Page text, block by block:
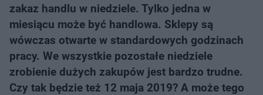
zakaz handlu w niedziele. Tylko jedna w
miesiącu może być handlowa. Sklepy są
wówczas otwarte w standardowych godzinach
pracy. We wszystkie pozostałe niedziele
zrobienie dużych zakupów jest bardzo trudne.
Czy tak będzie też 12 maja 2019? A może tego